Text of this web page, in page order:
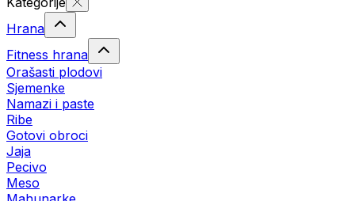
Hrana
Fitness hrana
Orašasti plodovi
Sjemenke
Namazi i paste
Ribe
Gotovi obroci
Jaja
Pecivo
Meso